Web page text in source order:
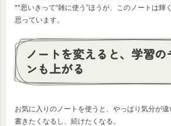
**思いきって“雑に使う”ほうが、このノートは輝
思っています。
ノートを変えると、学習の
ンも上がる
お気に入りのノートを使うと、やっぱり気分が違
書きたくなるし、続けたくなる。